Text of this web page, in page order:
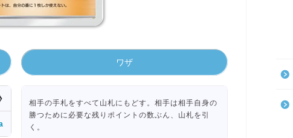
ワザ
相手の手札をすべて山札にもどす。相手は相手自身の
勝つために必要な残りポイントの数ぶん、山札を引
く。